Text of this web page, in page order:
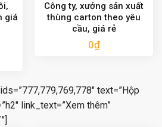
giá
Công ty, xưởng sản xuất
thùng carton theo yêu
cầu, giá rẻ
0₫
text=”Hộp
link_text=”Xem thêm”